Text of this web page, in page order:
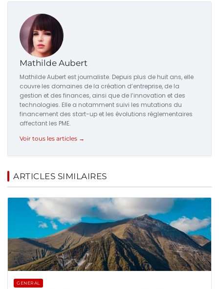
Mathilde Aubert
Mathilde Aubert est journaliste. Depuis plus de huit ans, elle
couvre les domaines de la création d’entreprise, de la
gestion et des finances, ainsi que de l’innovation et des
technologies. Elle a notamment suivi les mutations du
financement des start-up et les évolutions réglementaires
affectant les PME.
Voir tous les articles →
ARTICLES SIMILAIRES
GENERAL